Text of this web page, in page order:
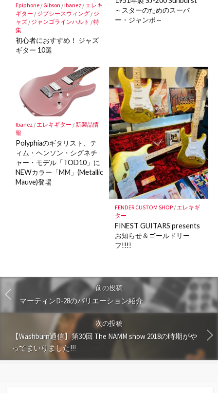
Epiphone/ Gibson /Ibanez/ エレキ
ギター / ジプシースウィング/ ジ
ャズ/ ジャンゴラインハルト /特
集
初心者におすすめ！ ジャズ
ギター 10選
～スターのためのスーパ
ー・ジャンボ～
Ibanez/エレキギター /新製品情
報
Polyphiaのギタリスト、テ
ィム・ヘンソン・シグネチ
ャー・モデル「TOD10」に
NEWカラー「MM」(Metallic
Mauve)登場
FENDER CUSTOM SHOP/ エレキギ
ター
FINEST GUITARS presents
お知らせ＆ゴールドリー
フ!!!!
前の投稿
マーティンD-28のバリエーション紹介
次の投稿
【Washburn通信】第30回 The NAMM show 2018の時期がや
ってまいりました!!!